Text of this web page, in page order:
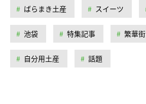
ばらまき土産 スイーツ
池袋 特集記事 繁華街
自分用土産 話題